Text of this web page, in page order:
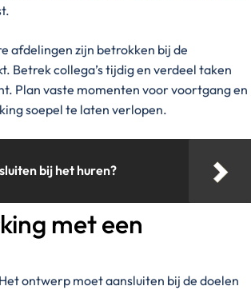
afdelingen zijn betrokken bij de
Betrek collega’s tijdig en verdeel taken
Plan vaste momenten voor voortgang en
soepel te laten verlopen.
bij het huren?
met een
ontwerp moet aansluiten bij de doelen